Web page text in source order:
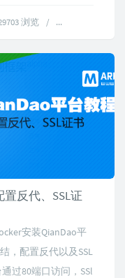
浏览 /
反代、SSL证
安装QianDao平
，配置反代以及SSL
过80端口访问，SSl